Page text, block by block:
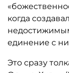
когда
единение с
Это сразу